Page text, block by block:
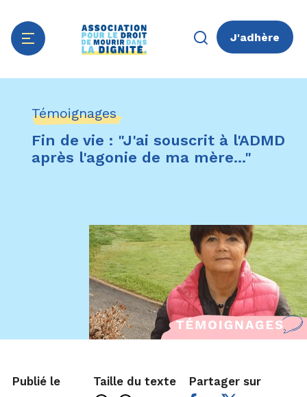
contenu
principal
J'adhère
Témoignages
Fin de vie : "J'ai souscrit à l'ADMD
après l'agonie de ma mère..."
Publié le
Taille du texte Partager sur